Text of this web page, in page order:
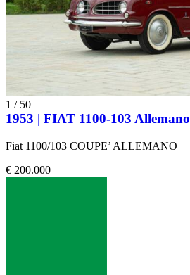
1 / 50
1953 | FIAT 1100-103 Allemano
Fiat 1100/103 COUPE’ ALLEMANO
€ 200.000